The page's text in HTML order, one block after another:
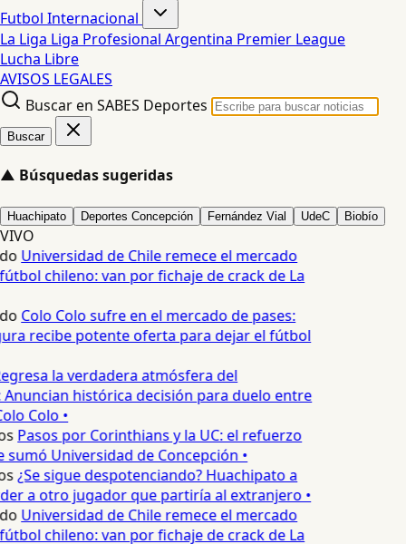
Futbol Internacional
La Liga Liga Profesional Argentina Premier League
Lucha Libre
AVISOS LEGALES
Buscar en SABES Deportes
Buscar
▲ Búsquedas sugeridas
Huachipato Deportes Concepción Fernández Vial UdeC Biobío
VIVO
Universidad de Chile remece el mercado
chileno: van por fichaje de crack de La
Colo Colo sufre en el mercado de pases:
recibe potente oferta para dejar el fútbol
la verdadera atmósfera del
histórica decisión para duelo entre
Colo •
Pasos por Corinthians y la UC: el refuerzo
Universidad de Concepción •
¿Se sigue despotenciando? Huachipato a
a otro jugador que partiría al extranjero •
Universidad de Chile remece el mercado
chileno: van por fichaje de crack de La